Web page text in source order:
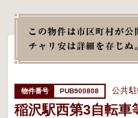
よくあるご質問
PUB900808 公共
稲沢駅西第3自転車